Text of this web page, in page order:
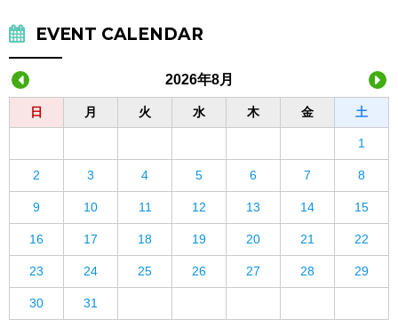
EVENT CALENDAR
2026年8月
日 月 火 水 木 金 土
1
2 3 4 5 6 7 8
9 10 11 12 13 14 15
16 17 18 19 20 21 22
23 24 25 26 27 28 29
30 31